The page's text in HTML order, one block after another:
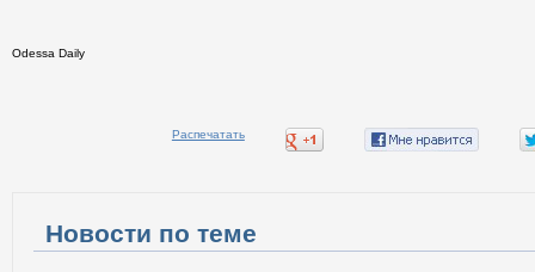
Odessa Daily
Распечатать
Новости по теме